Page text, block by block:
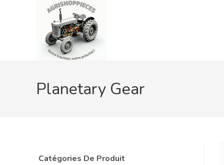
Planetary Gear
Catégories De Produit